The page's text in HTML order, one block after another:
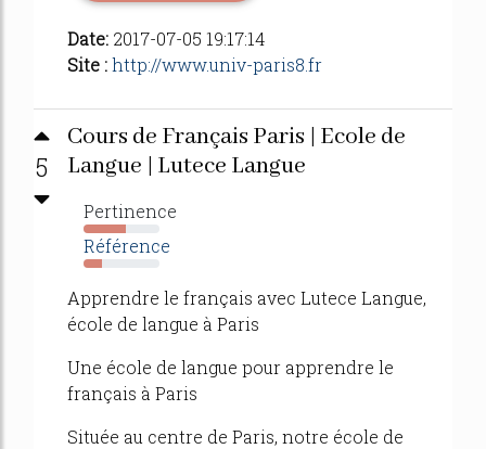
Date: 2017-07-05 19:17:14
Site :http://www.univ-paris8.fr
5
Cours de Français Paris | Ecole de
Langue | Lutece Langue
Pertinence
55%
Référence
24%
Apprendre le français avec Lutece Langue,
école de langue à Paris
Une école de langue pour apprendre le
français à Paris
Située au centre de Paris, notre école de